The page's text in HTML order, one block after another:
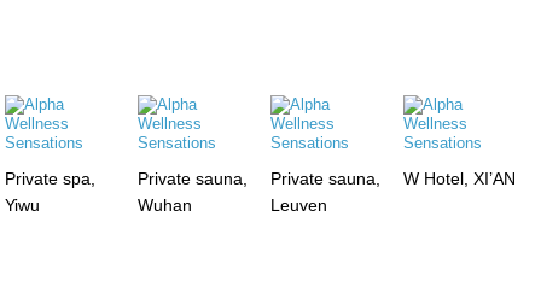
Private spa,
Yiwu
Private sauna,
Wuhan
Private sauna,
Leuven
W Hotel, XI’AN